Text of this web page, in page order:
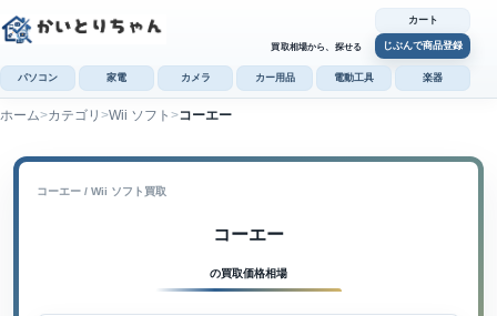
買取相場から、探せる
カート
じぶんで商品登録
パソコン 家電 カメラ カー用品 電動工具 楽器
ホーム カテゴリ Wii ソフト コーエー
コーエー / Wii ソフト買取
コーエー
の買取価格相場